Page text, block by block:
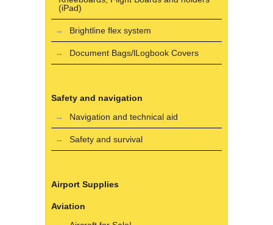
(iPad)
Brightline flex system
Document Bags/lLogbook Covers
Safety and navigation
Navigation and technical aid
Safety and survival
Airport Supplies
Aviation